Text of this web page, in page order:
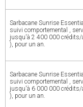
Sarbacane Sunrise
suivi comportemental ,
jusqu'à 2 400 000 crédits/
), pour un an.
Sarbacane Sunrise
suivi comportemental ,
jusqu'à 6 000 000 crédits/
), pour un an.